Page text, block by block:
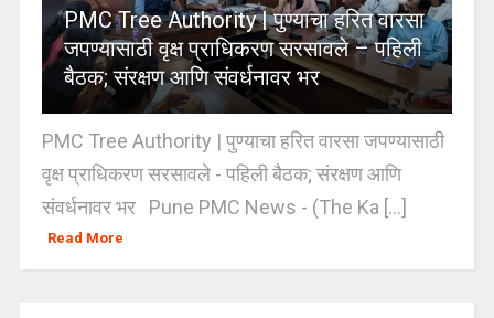
PMC Tree Authority | पुण्याचा हरित वारसा
जपण्यासाठी वृक्ष प्राधिकरण सरसावले – पहिली
बैठक; संरक्षण आणि संवर्धनावर भर
PMC Tree Authority | पुण्याचा हरित वारसा जपण्यासाठी
वृक्ष प्राधिकरण सरसावले - पहिली बैठक; संरक्षण आणि
संवर्धनावर भर Pune PMC News - (The Ka [...]
Read More